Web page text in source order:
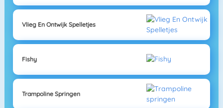
Vlieg En Ontwijk Spelletjes
Fishy
Trampoline Springen